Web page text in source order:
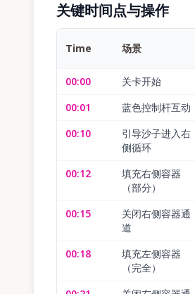
关键时间点与操作
Time 场景
00:00 关卡开始
00:01
蓝色控制杆互动
00:10
引导沙子进入右
侧循环
00:12
填充右侧容器
（部分）
00:15
关闭右侧容器通
道
00:18
填充左侧容器
（完全）